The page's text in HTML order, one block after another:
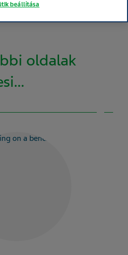
oldalak
beállítása